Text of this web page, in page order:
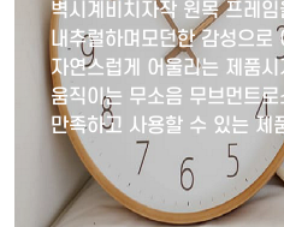
벽시계비치자작 원목 프레임
내추럴하며모던한 감성으로
자연스럽게 어울리는 제품
움직이는 무소음 무브먼트
만족하고 사용할 수 있는 제